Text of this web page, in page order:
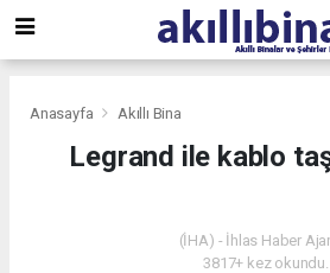
Anasayfa Akıllı Bina
Legrand ile kablo
(İHA) - İhlas Haber
3817+ kez okundu.